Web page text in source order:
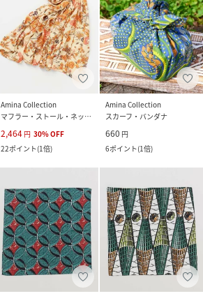
Amina Collection
マフラー・ストール・ネックウォーマー
2,464 円 30%OFF
22ポイント(1倍)
Amina Collection
スカーフ・バンダナ
660 円
6ポイント(1倍)